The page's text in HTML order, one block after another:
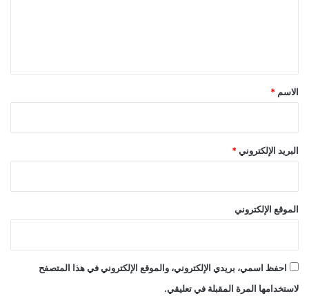
*
الاسم *
البريد الإلكتروني *
الموقع الإلكتروني
احفظ اسمي، بريدي الإلكتروني، والموقع الإلكتروني في هذا المتصفح
لاستخدامها المرة المقبلة في تعليقي.